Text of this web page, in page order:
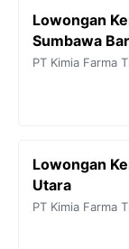
Lowongan
Sumbawa
PT Kimia Farma
Lowongan
Utara
PT Kimia Farma